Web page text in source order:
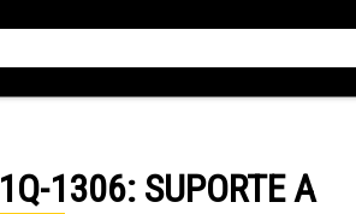
1Q-1306: SUPORTE A